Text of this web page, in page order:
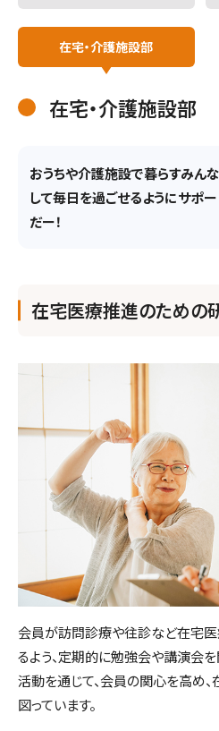
在宅・介護施設部
在宅・介護施設部
おうちや介護施設で暮らすみん
して毎日を過ごせるようにサポ
だー！
在宅医療推進のための
会員が訪問診療や往診など在宅
るよう、定期的に勉強会や講演会
活動を通じて、会員の関心を高め
図っています。